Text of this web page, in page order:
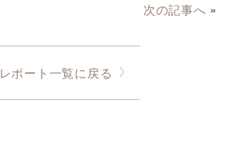
次の記事へ »
レポート一覧に戻る